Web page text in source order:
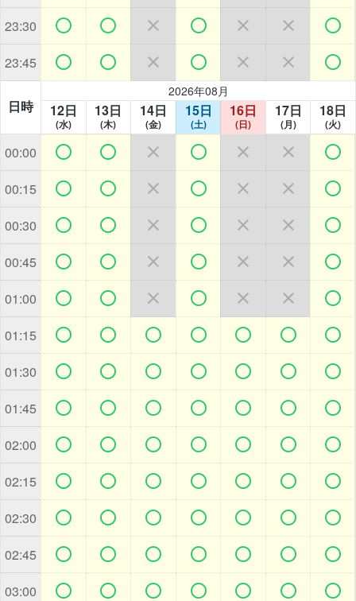
23:30       
23:45       
日時
2026年08月
12日
(水)
13日
(木)
14日
(金)
15日
(土)
16日
(日)
17日
(月)
18日
(火)
00:00       
00:15       
00:30       
00:45       
01:00       
01:15       
01:30       
01:45       
02:00       
02:15       
02:30       
02:45       
03:00       